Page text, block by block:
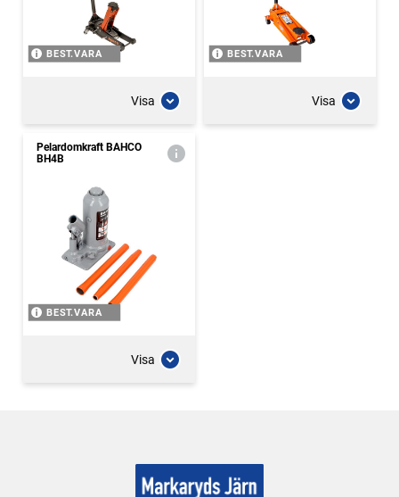
BEST.VARA
Visa
BEST.VARA
Visa
Pelardomkraft BAHCO
BH4B
BEST.VARA
Visa